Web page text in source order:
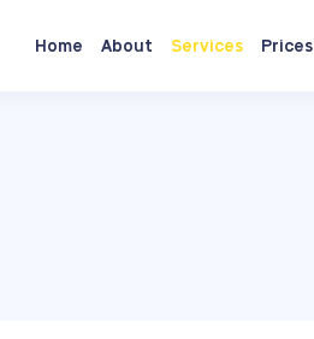
Home About Services Prices